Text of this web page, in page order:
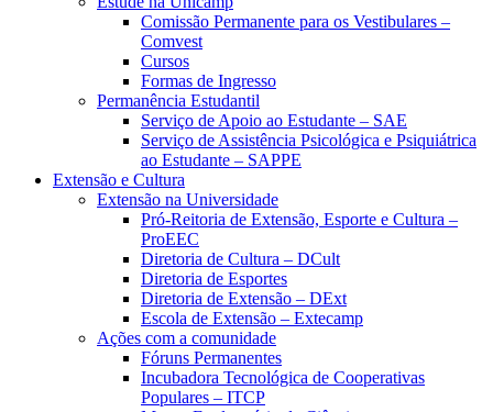
Comissão Permanente para os Vestibulares –
Comvest
Cursos
Formas de Ingresso
Permanência Estudantil
Serviço de Apoio ao Estudante – SAE
Serviço de Assistência Psicológica e Psiquiátrica
ao Estudante – SAPPE
Extensão e Cultura
Extensão na Universidade
Pró-Reitoria de Extensão, Esporte e Cultura –
ProEEC
Diretoria de Cultura – DCult
Diretoria de Esportes
Diretoria de Extensão – DExt
Escola de Extensão – Extecamp
Ações com a comunidade
Fóruns Permanentes
Incubadora Tecnológica de Cooperativas
Populares – ITCP